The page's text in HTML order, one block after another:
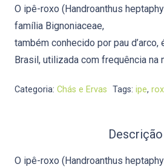
O ipê-roxo (Handroanthus
família Bignoniaceae,
também conhecido por pau
Brasil, utilizada com frequência na
Categoria: Chás e Ervas Tags: ipe,
Descrição
O ipê-roxo (Handroanthus